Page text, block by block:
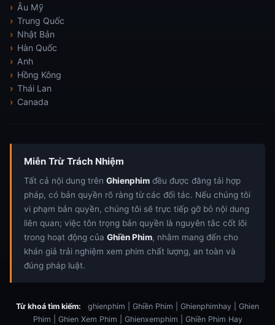
Âu Mỹ
Trung Quốc
Nhật Bản
Hàn Quốc
Anh
Hồng Kông
Thái Lan
Canada
Miễn Trừ Trách Nhiệm
Tất cả nội dung trên Ghienphim đều được đăng tải hợp
pháp, có bản quyền rõ ràng từ các đối tác. Nếu chúng tôi
vi phạm bản quyền, chúng tôi sẽ trực tiếp gỡ bỏ nội dung
liên quan; việc tôn trọng bản quyền là nguyên tắc cốt lõi
trong hoạt động của Ghiền Phim, nhằm mang đến cho
khán giả trải nghiệm xem phim chất lượng, an toàn và
đúng pháp luật.
Từ khoá tìm kiếm:
ghienphim | Ghiền Phim | Ghienphimhay | Ghien
Phim | Ghien Xem Phim | Ghienxemphim | Ghiền Phim Hay